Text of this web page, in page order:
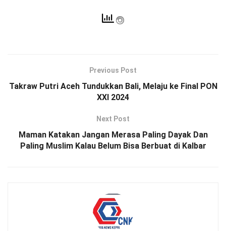
Previous Post
Takraw Putri Aceh Tundukkan Bali, Melaju ke Final PON
XXI 2024
Next Post
Maman Katakan Jangan Merasa Paling Dayak Dan
Paling Muslim Kalau Belum Bisa Berbuat di Kalbar